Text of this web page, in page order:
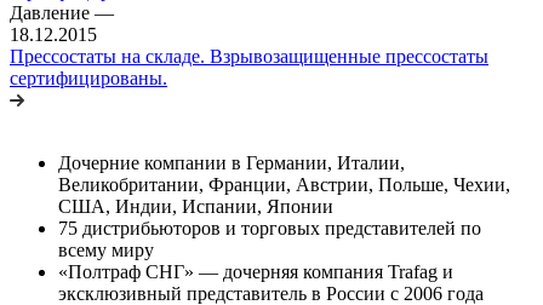
Давление —
18.12.2015
Прессостаты на складе. Взрывозащищенные прессостаты
сертифицированы.
Дочерние компании в Германии, Италии,
Великобритании, Франции, Австрии, Польше, Чехии,
США, Индии, Испании, Японии
75 дистрибьюторов и торговых представителей по
всему миру
«Полтраф СНГ» — дочерняя компания Trafag и
эксклюзивный представитель в России с 2006 года